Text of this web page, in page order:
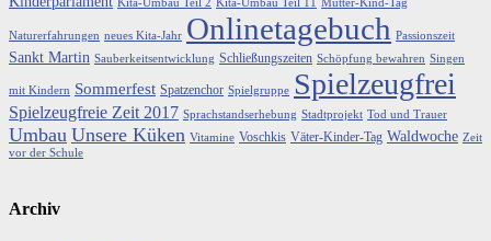
Kita-Umbau Teil 2 Kita-Umbau Teil 11 Mutter-Kind-Tag
Naturerfahrungen neues Kita-Jahr Onlinetagebuch Passionszeit
Sankt Martin Sauberkeitsentwicklung Schließungszeiten Schöpfung bewahren Singen
mit Kindern Sommerfest Spatzenchor Spielgruppe Spielzeugfrei
Spielzeugfreie Zeit 2017 Sprachstandserhebung Stadtprojekt Tod und Trauer
Umbau Unsere Küken Vitamine Voschkis Väter-Kinder-Tag Waldwoche Zeit
vor der Schule
Archiv